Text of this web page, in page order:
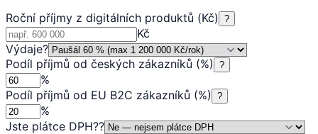
Roční příjmy z digitálních produktů (Kč)
?
Kč
Výdaje?
Podíl příjmů od českých zákazníků (%)
?
%
Podíl příjmů od EU B2C zákazníků (%)
?
%
Jste plátce DPH??